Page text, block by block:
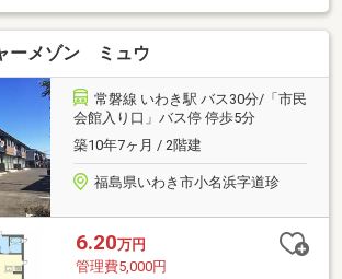
ーメゾン ミュウ
常磐線 いわき駅 バス30分/「市民
会館入り口」バス停 停歩5分
築10年7ヶ月 / 2階建
福島県いわき市小名浜字道珍
6.20万円
管理費5,000円